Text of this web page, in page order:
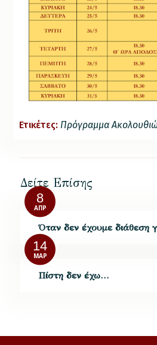
Ετικέτες: Πρόγραμμα
Δείτε Επίσης
8
ΑΠΡ
Όταν δεν έχουμε διάθεση
14
ΜΑΡ
Πίστη δεν έχω…